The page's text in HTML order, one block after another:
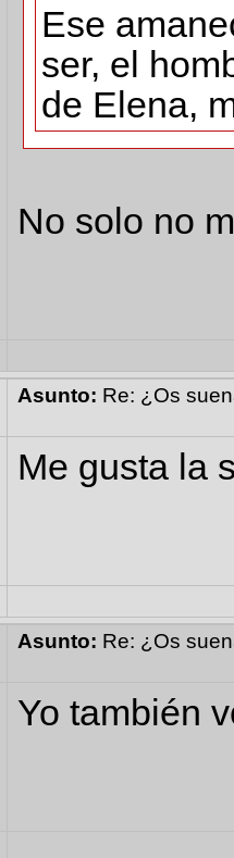
Ese
ser, el
de Elena,
No solo no
Asunto: Re: ¿Os
Me gusta la
Asunto: Re: ¿Os
Yo también